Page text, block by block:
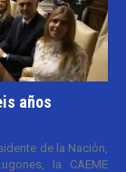
años
de la Nación,
la CAEME